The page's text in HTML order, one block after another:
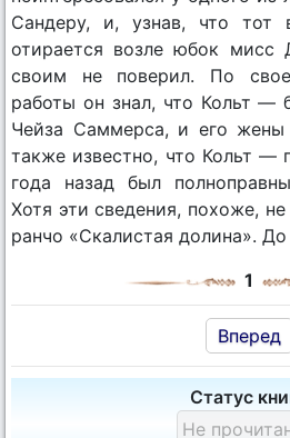
Сандеру, и, узнав, что
отирается возле юбок мисс
своим не поверил. По
работы он знал, что Кольт —
Чейза Саммерса, и его
также известно, что Кольт —
года назад был
Хотя эти сведения, похоже,
ранчо «Скалистая долина».
1
Вперед
Статус